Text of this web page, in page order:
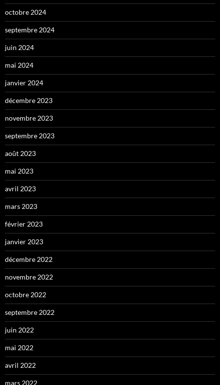
octobre 2024
septembre 2024
juin 2024
mai 2024
janvier 2024
décembre 2023
novembre 2023
septembre 2023
août 2023
mai 2023
avril 2023
mars 2023
février 2023
janvier 2023
décembre 2022
novembre 2022
octobre 2022
septembre 2022
juin 2022
mai 2022
avril 2022
mars 2022